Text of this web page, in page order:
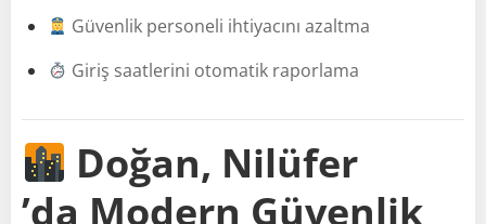
Güvenlik personeli ihtiyacını azaltma
Giriş saatlerini otomatik raporlama
Doğan, Nilüfer
’da Modern Güvenlik